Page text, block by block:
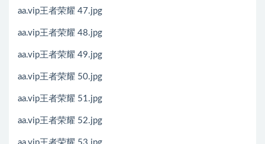
aa.vip王者荣耀 47.jpg
aa.vip王者荣耀 48.jpg
aa.vip王者荣耀 49.jpg
aa.vip王者荣耀 50.jpg
aa.vip王者荣耀 51.jpg
aa.vip王者荣耀 52.jpg